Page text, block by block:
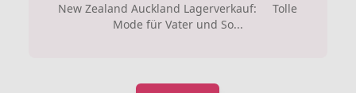
New Zealand Auckland Lagerverkauf: Tolle
Mode für Vater und So...